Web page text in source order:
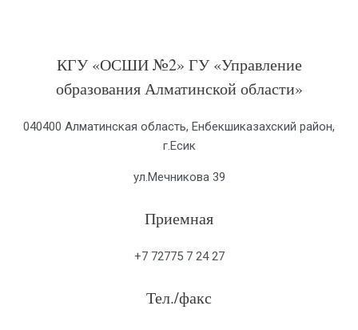
КГУ «ОСШИ №2» ГУ «Управление
образования Алматинской области»
040400 Алматинская область, Енбекшиказахский район,
г.Есик
ул.Мечникова 39
Приемная
+7 72775 7 24 27
Тел./факс